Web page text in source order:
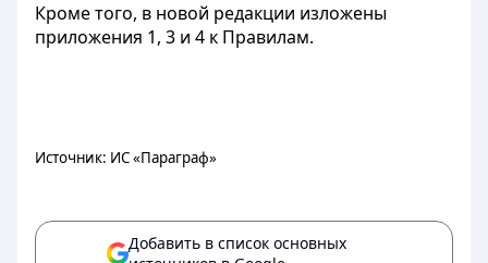
Кроме того, в новой редакции изложены
приложения 1, 3 и 4 к Правилам.
Источник: ИС «Параграф»
Добавить в список основных